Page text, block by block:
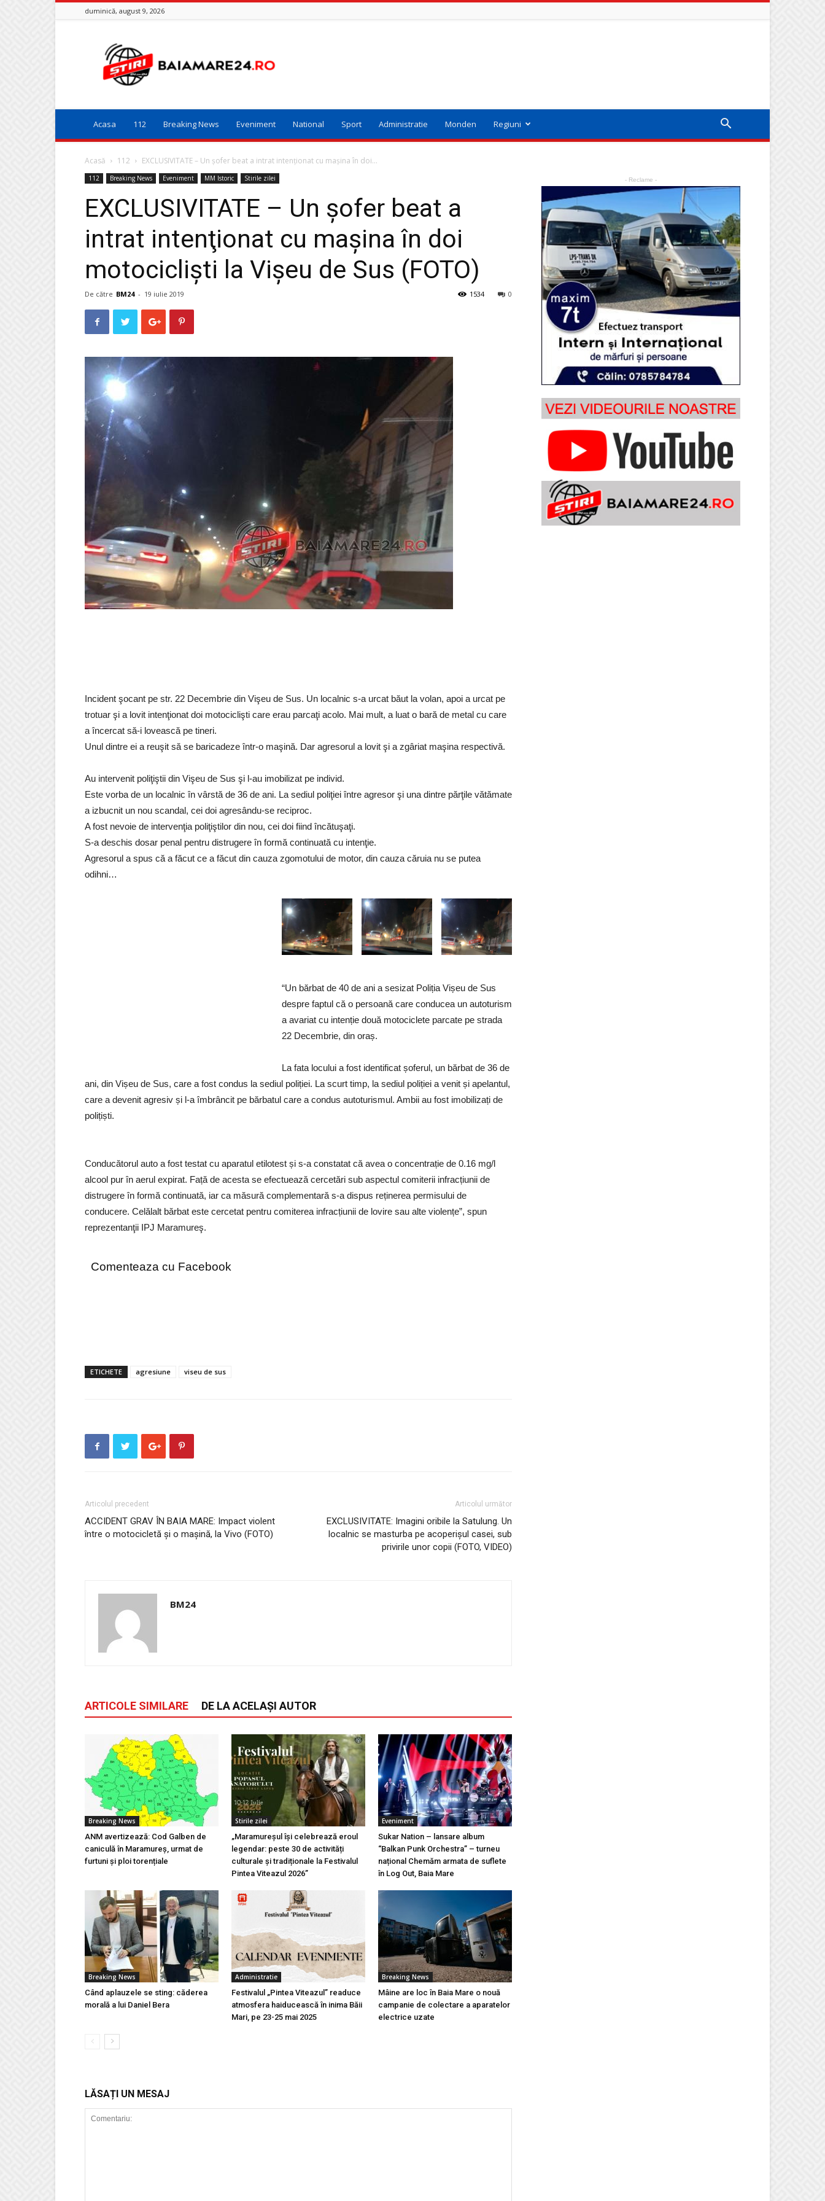
duminică, august 9, 2026
Baia
Mare
24
Acasa 112 Breaking News Eveniment National Sport Administratie Monden Regiuni
Acasă 112 EXCLUSIVITATE – Un şofer beat a intrat intenţionat cu maşina în doi...
112 Breaking News Eveniment MM Istoric Stirile zilei
EXCLUSIVITATE – Un şofer beat a
intrat intenţionat cu maşina în doi
motociclişti la Vişeu de Sus (FOTO)
De către BM24 - 19 iulie 2019 0
1534
Incident şocant pe str. 22 Decembrie din Vişeu de Sus. Un localnic s-a urcat băut la volan, apoi a urcat pe
trotuar şi a lovit intenţionat doi motociclişti care erau parcaţi acolo. Mai mult, a luat o bară de metal cu care
a încercat să-i lovească pe tineri.
Unul dintre ei a reuşit să se baricadeze într-o maşină. Dar agresorul a lovit şi a zgâriat maşina respectivă.
Au intervenit poliţiştii din Vişeu de Sus şi l-au imobilizat pe individ.
Este vorba de un localnic în vârstă de 36 de ani. La sediul poliţiei între agresor şi una dintre părţile vătămate
a izbucnit un nou scandal, cei doi agresându-se reciproc.
A fost nevoie de intervenţia poliţiştilor din nou, cei doi fiind încătuşaţi.
S-a deschis dosar penal pentru distrugere în formă continuată cu intenţie.
Agresorul a spus că a făcut ce a făcut din cauza zgomotului de motor, din cauza căruia nu se putea
odihni…
“Un bărbat de 40 de ani a sesizat Poliția Vișeu de Sus
despre faptul că o persoană care conducea un autoturism
a avariat cu intenție două motociclete parcate pe strada
22 Decembrie, din oraș.
La fata locului a fost identificat șoferul, un bărbat de 36 de
ani, din Vișeu de Sus, care a fost condus la sediul poliției. La scurt timp, la sediul poliției a venit și apelantul,
care a devenit agresiv și l-a îmbrâncit pe bărbatul care a condus autoturismul. Ambii au fost imobilizați de
polițiști.
Conducătorul auto a fost testat cu aparatul etilotest și s-a constatat că avea o concentrație de 0.16 mg/l
alcool pur în aerul expirat. Față de acesta se efectuează cercetări sub aspectul comiterii infracțiunii de
distrugere în formă continuată, iar ca măsură complementară s-a dispus reținerea permisului de
conducere. Celălalt bărbat este cercetat pentru comiterea infracțiunii de lovire sau alte violențe”, spun
reprezentanţii IPJ Maramureş.
Comenteaza cu Facebook
ETICHETE agresiune viseu de sus
Articolul precedent
ACCIDENT GRAV ÎN BAIA MARE: Impact violent
între o motocicletă şi o maşină, la Vivo (FOTO)
Articolul următor
EXCLUSIVITATE: Imagini oribile la Satulung. Un
localnic se masturba pe acoperişul casei, sub
privirile unor copii (FOTO, VIDEO)
BM24
ARTICOLE SIMILARE DE LA ACELAȘI AUTOR
Breaking News
ANM avertizează: Cod Galben de
caniculă în Maramureș, urmat de
furtuni și ploi torențiale
Stirile zilei
„Maramureșul își celebrează eroul
legendar: peste 30 de activități
culturale și tradiționale la Festivalul
Pintea Viteazul 2026”
Eveniment
Sukar Nation – lansare album
“Balkan Punk Orchestra” – turneu
național Chemăm armata de suflete
în Log Out, Baia Mare
Breaking News
Când aplauzele se sting: căderea
morală a lui Daniel Bera
Administratie
Festivalul „Pintea Viteazul” readuce
atmosfera haiducească în inima Băii
Mari, pe 23-25 mai 2025
Breaking News
Mâine are loc în Baia Mare o nouă
campanie de colectare a aparatelor
electrice uzate
LĂSAȚI UN MESAJ
- Reclame -